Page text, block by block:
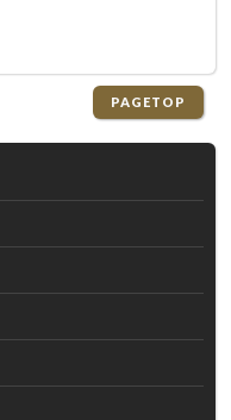
PAGETOP